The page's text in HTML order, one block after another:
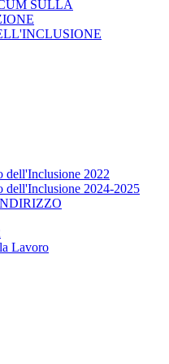
SULLA
dell'Inclusione 2022
dell'Inclusione 2024-2025
Lavoro